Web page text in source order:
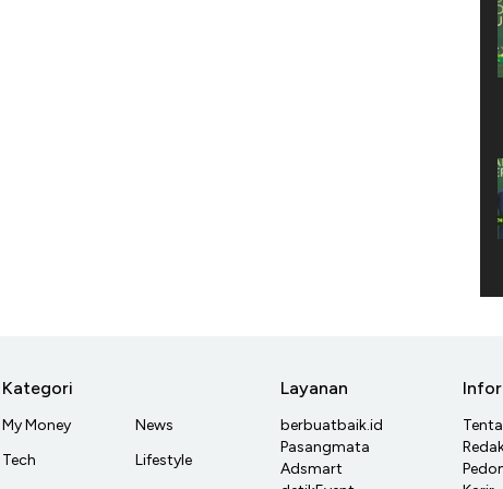
Kategori
My Money
Tech
News
Lifestyle
Layanan
berbuatbaik.id
Pasangmata
Adsmart